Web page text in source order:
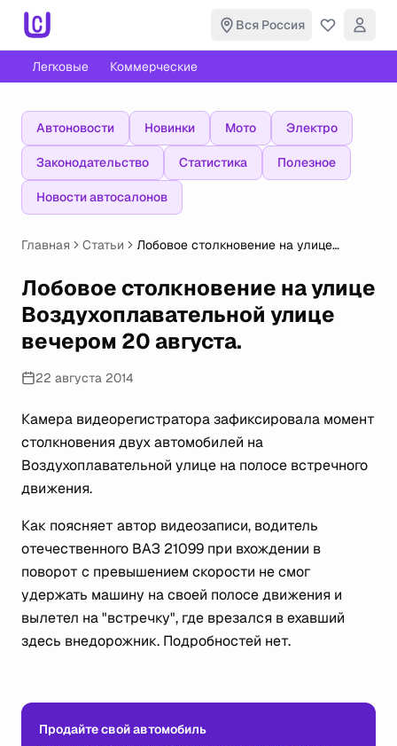
Вся Россия
Легковые Коммерческие
Автоновости Новинки Мото Электро
Законодательство Статистика Полезное
Новости автосалонов
Главная Статьи
Лобовое столкновение на улице
20 августа.
Лобовое столкновение на улице
Воздухоплавательной улице
вечером 20 августа.
22 августа 2014
Камера видеорегистратора зафиксировала момент
столкновения двух автомобилей на
Воздухоплавательной улице на полосе встречного
движения.
Как поясняет автор видеозаписи, водитель
отечественного ВАЗ 21099 при вхождении в
поворот с превышением скорости не смог
удержать машину на своей полосе движения и
вылетел на "встречку", где врезался в ехавший
здесь внедорожник. Подробностей нет.
Продайте свой автомобиль